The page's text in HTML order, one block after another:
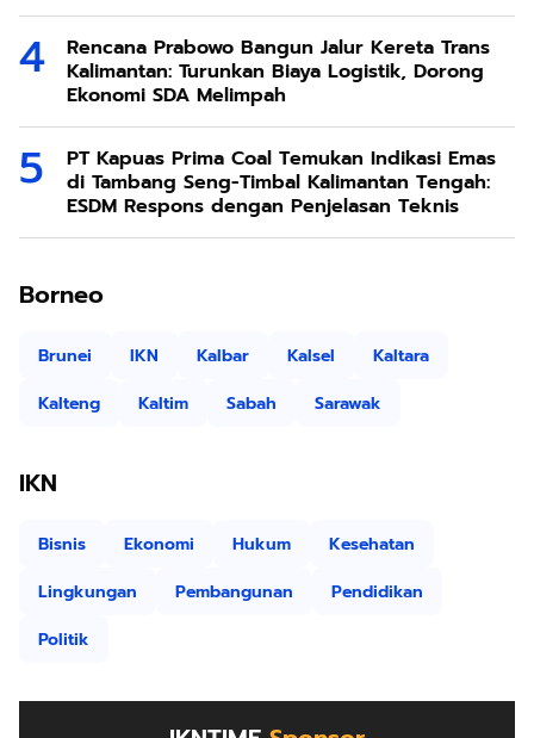
Rencana Prabowo Bangun Jalur Kereta Trans
Kalimantan: Turunkan Biaya Logistik, Dorong
Ekonomi SDA Melimpah
PT Kapuas Prima Coal Temukan Indikasi Emas
di Tambang Seng-Timbal Kalimantan Tengah:
ESDM Respons dengan Penjelasan Teknis
Borneo
Brunei IKN Kalbar Kalsel
Kaltara
Kalteng
Kaltim Sabah Sarawak
IKN
Bisnis Ekonomi Hukum
Kesehatan
Lingkungan
Pembangunan
Pendidikan
Politik